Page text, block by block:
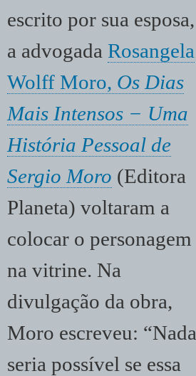
escrito por sua esposa,
a advogada Rosangela
Wolff Moro, Os Dias
Mais Intensos − Uma
História Pessoal de
Sergio Moro (Editora
Planeta) voltaram a
colocar o personagem
na vitrine. Na
divulgação da obra,
Moro escreveu: “Nada
seria possível se essa